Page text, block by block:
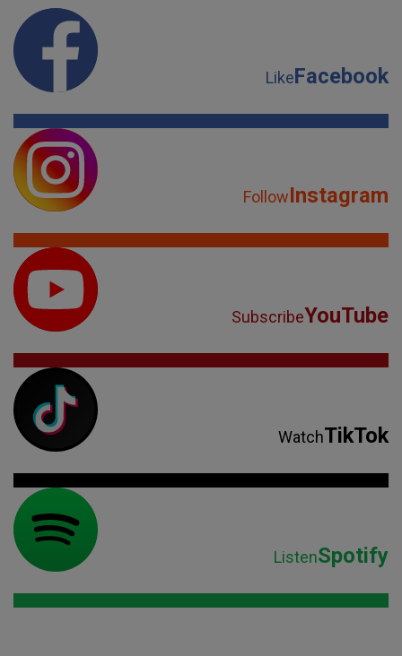
LikeFacebook
FollowInstagram
SubscribeYouTube
WatchTikTok
ListenSpotify